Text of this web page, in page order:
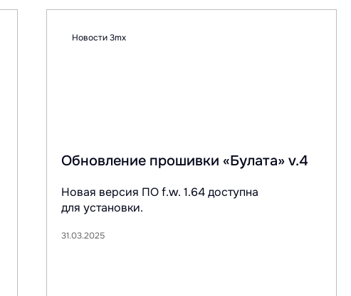
Новости 3mx
Обновление прошивки «Булата» v.4
Новая версия ПО f.w. 1.64 доступна
для установки.
31.03.2025